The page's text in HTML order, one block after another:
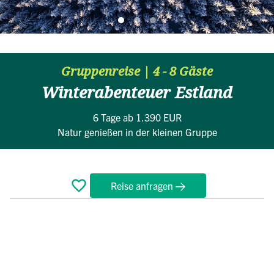
Gruppenreise | 4 - 8 Gäste
Winterabenteuer Estland
6 Tage ab 1.390 EUR
Natur genießen in der kleinen Gruppe
Reise anfragen
Überblick Reiseverlauf Termine FAQ